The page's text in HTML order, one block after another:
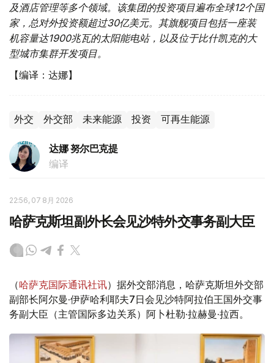
及酒店管理等多个领域。该集团的投资项目遍布全球12个国
家，总对外投资额超过30亿美元。其旗舰项目包括一座装
机容量达1900兆瓦的太阳能电站，以及位于比什凯克的大
型城市集群开发项目。
【编译：达娜】
外交 外交部 未来能源 投资 可再生能源
达娜 努尔巴克提
编译
22:56, 07 8月 2026
哈萨克斯坦副外长会见沙特外交事务副大臣
（哈萨克国际通讯社讯）据外交部消息，哈萨克斯坦外交部
副部长阿尔曼·伊萨哈利耶夫7日会见沙特阿拉伯王国外交事
务副大臣（主管国际多边关系）阿卜杜勒·拉赫曼·拉西。